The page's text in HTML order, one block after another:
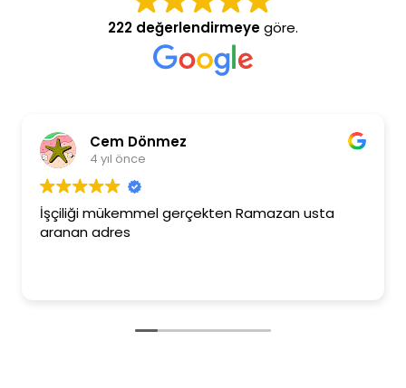
222 değerlendirmeyegöre.
Cem Dönmez
4 yıl önce
İşçiliği mükemmel gerçekten Ramazan usta
aranan adres